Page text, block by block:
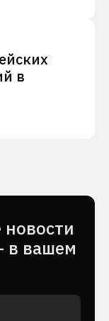
в
в вашем